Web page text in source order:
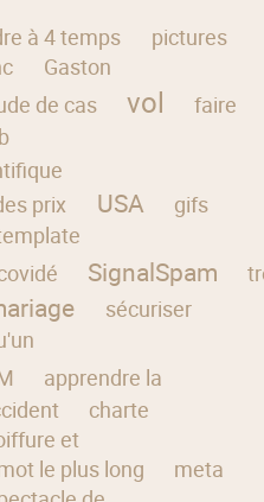
à 4 temps
pictures
Gaston
de cas vol
faire
prix USA
gifs
SignalSpam
sécuriser
apprendre la
charte
et
le plus long
meta